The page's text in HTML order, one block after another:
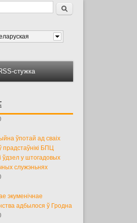
пошуку
Пошук
стужка
ўпотай ад сваіх
прадстаўнікі БПЦ
ўдзел у штогадовых
служэньнях
экуменічнае
адбылося ў Гродна